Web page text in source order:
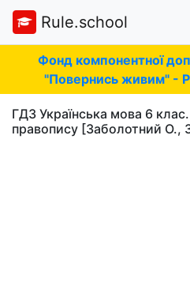
Rule.school
Фонд компонентної
"Повернись живим" -
ГДЗ Українська мова 6
правопису [Заболотний О.,